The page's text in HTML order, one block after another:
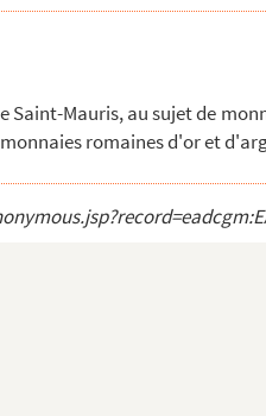
Saint-Mauris, au sujet de
romaines d'or et